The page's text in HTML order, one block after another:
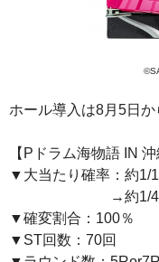
ホール導入は8月5日か
【Pドラム海物語 IN
▼大当たり確率：約1/
→約1/43.9（設
▼確変割合：100％
▼ST回数：70回